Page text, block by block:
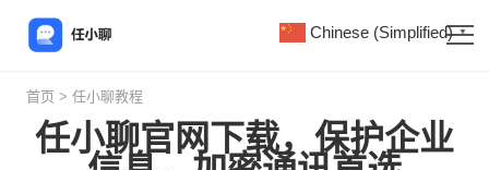
首页 > 任小聊教程
任小聊官网下载，保护企业
Chinese (Simplified) ▼